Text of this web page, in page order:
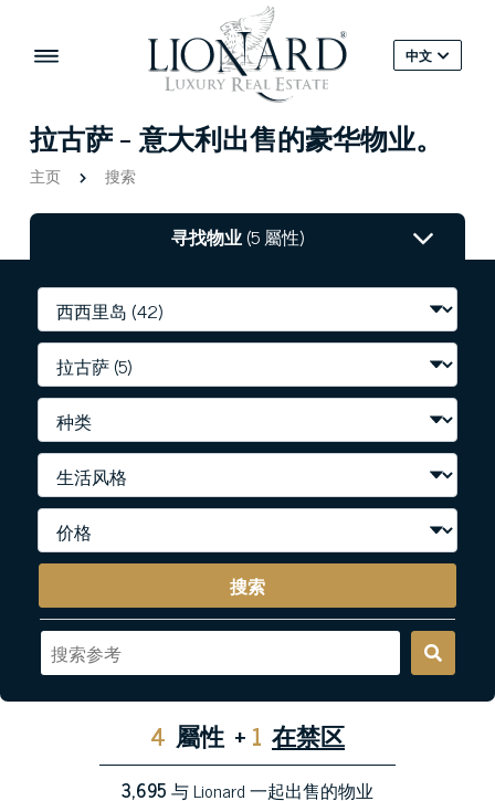
中文
拉古萨 - 意大利出售的豪华物业。
主页 搜索
寻找物业(5 屬性)
搜索
4 屬性 + 1 在禁区
3,695与 Lionard 一起出售的物业